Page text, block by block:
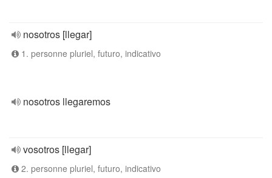
nosotros [llegar]
1. personne pluriel, futuro, indicativo
nosotros llegaremos
vosotros [llegar]
2. personne pluriel, futuro, indicativo